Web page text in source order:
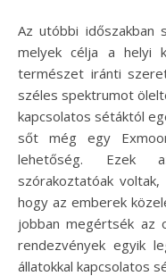
Az utóbbi időszakban számos izgalmas esemény zajlott,
melyek célja a helyi
természet iránti
széles spektrumot
kapcsolatos sétáktól
sőt még egy
lehetőség. Ezek
szórakoztatóak
hogy az emberek
jobban megértsék az
rendezvények egyik
állatokkal kapcsolatos